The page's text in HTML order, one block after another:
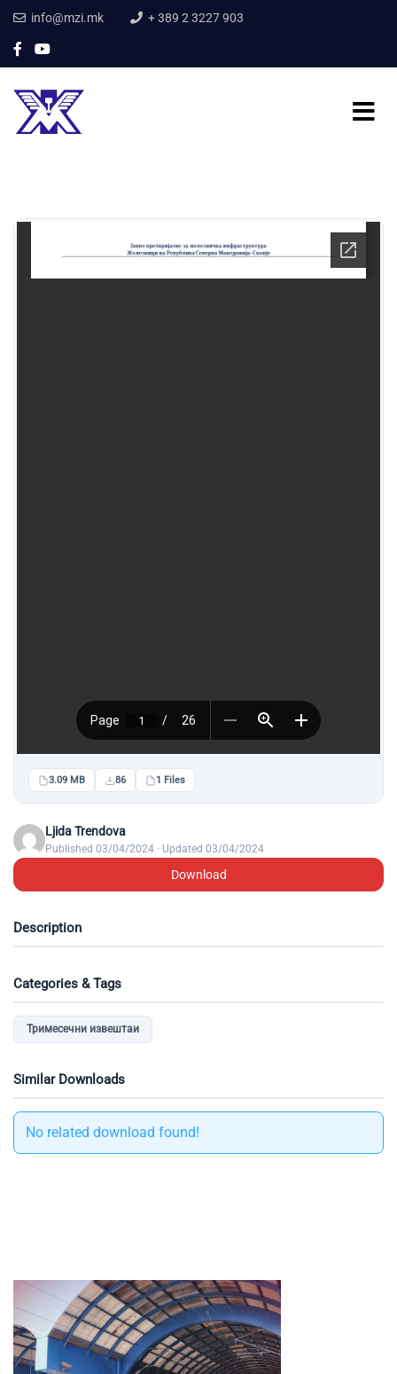
info@mzi.mk + 389 2 3227 903
3.09 MB 86 1 Files
Ljida Trendova
Published 03/04/2024 · Updated 03/04/2024
Download
Description
Categories & Tags
Тримесечни извештаи
Similar Downloads
No related download found!